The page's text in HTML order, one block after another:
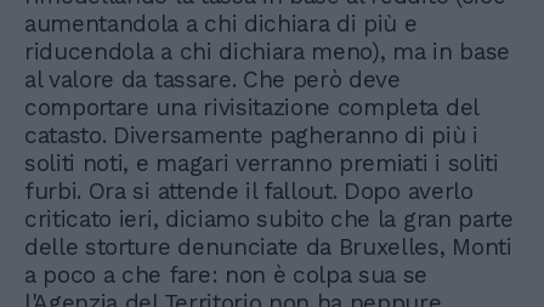
aumentandola a chi dichiara di più e
riducendola a chi dichiara meno), ma in base
al valore da tassare. Che però deve
comportare una rivisitazione completa del
catasto. Diversamente pagheranno di più i
soliti noti, e magari verranno premiati i soliti
furbi. Ora si attende il fallout. Dopo averlo
criticato ieri, diciamo subito che la gran parte
delle storture denunciate da Bruxelles, Monti
a poco a che fare: non è colpa sua se